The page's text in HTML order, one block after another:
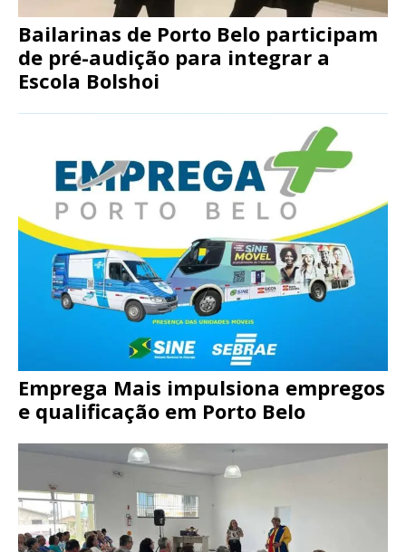
Bailarinas de Porto Belo participam
de pré-audição para integrar a
Escola Bolshoi
Emprega Mais impulsiona empregos
e qualificação em Porto Belo